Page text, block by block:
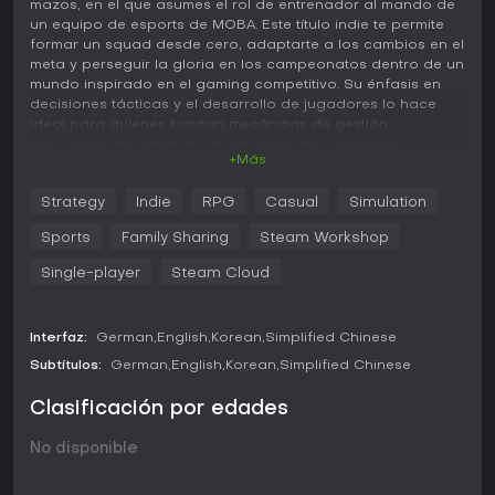
mazos, en el que asumes el rol de entrenador al mando de
un equipo de esports de MOBA. Este título indie te permite
formar un squad desde cero, adaptarte a los cambios en el
meta y perseguir la gloria en los campeonatos dentro de un
mundo inspirado en el gaming competitivo. Su énfasis en
decisiones tácticas y el desarrollo de jugadores lo hace
ideal para quienes buscan mecánicas de gestión
En Esports Godfather, el núcleo del gameplay gira en torno
a reclutar y liderar tu equipo en las partidas mediante un
ban-pick, seleccionas de más de 50 héroes teniendo en
vez iniciada la partida, juegas cartas para dar órdenes
situación del mapa y las cartas en tu mano.
El desarrollo de jugadores añade capas de profundidad:
individuales, asignas pools de héroes y creas mazos
+Más
Strategy Indie RPG Casual Simulation
Sports Family Sharing Steam Workshop
Single-player Steam Cloud
Interfaz: German English Korean Simplified Chinese
Subtítulos: German English Korean Simplified Chinese
Clasificación por edades
No disponible